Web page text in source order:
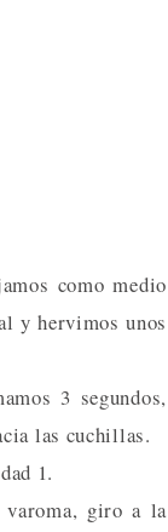
como medio
y hervimos unos
3 segundos,
las cuchillas.
1.
varoma, giro a la